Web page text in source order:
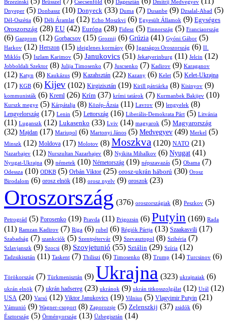
Brzezinski Brüsszel Csecsenföld Dagesztán Dmitrij Medvegyev
Dnyeper (5) Donbassz (10) Donyeck (33) Duma (7) Dusanbe (9) Dzsalal-Abad (5)
Dél-Oszétia (6) Déli Áramlat (12) Echo Moszkvi (6) Egyesült Államok (9) Egységes
Oroszország (28) EU (42) Európa (28) Fidesz (5) Finnország (5) Franciaország
(6) Gazprom (12) Gorbacsov (15) Groznij (6) Grúzia (41) Gyóni Gábor (5)
Harkov (12) Herszon (15) ideiglenes kormány (6) Igazságos Oroszország (6) II.
Miklós (5) Iszlam Karimov (5) Janukovics (51) Jekatyerinburg (11) Jelcin (12)
Jobboldali Szektor (8) Julija Timosenko (7) Juscsenko (7) Kadirov (9) Karaganov
(12) Katyn (8) Kaukázus (9) Kazahsztán (22) Kazany (6) Kelet (5) Kelet-Ukrajna
(17) KGB (6) Kijev (102) Kirgizisztán (19) Kirill pátriárka (8) Kisinyov (9)
kommunisták (6) Kreml (26) Krím (37) krími tatárok (7) Kurmanbek Bakijev (10)
Kurszk megye (5) Kárpátalja (8) Közép-Ázsia (11) Lavrov (9) lengyelek (8)
Lengyelország (17) Lenin (5) Lettország (16) Liberális-Demokrata Párt (5) Litvánia
(11) Luganszk (12) Lukasenko (33) Lviv (14) magyarok (5) Magyarország
(32) Majdan (17) Mariupol (6) Martonyi János (5) Medvegyev (49) Merkel (5)
Minszk (12) Moldova (17) Molotov (8) Moszkva (120) NATO (21)
Nazarbajev (12) Nurszultan Nazarbajev (8) Nyikita Mihalkov (6) Nyugat (41)
Nyugat-Ukrajna (9) németek (10) Németország (19) népszavazás (5) Obama (7)
Odessza (10) ODKB (5) Orbán Viktor (25) orosz-ukrán háború (30) Orosz
Birodalom (6) orosz elnök (18) orosz nyelv (9) oroszok (23)
Oroszország (376) oroszországiak (8) Peszkov (5)
Petrográd (5) Porosenko (19) Pravda (11) Prigozsin (6) Putyin (169) Rada
(11) Ramzan Kadirov (7) Riga (6) rubel (6) Régiók Pártja (13) Szaakasvili (17)
Szabadság (7) szankciók (5) Szentpétervár (9) Szevasztopol (8) Szibéria (7)
Szlavjanszk (9) Szocsi (8) Szovjetunió (55) Sztálin (29) Szíria (12)
Tadzsikisztán (11) Taskent (7) Tbiliszi (6) Timosenko (8) Trump (14) Turcsinov (6)
Törökország (7) Türkmenisztán (9) Ukrajna (323) ukrajnaiak (6)
ukrán elnök (7) ukrán hadsereg (23) ukránok (9) ukrán titkosszolgálat (12) Urál (12)
USA (20) Varsó (12) Viktor Janukovics (19) Vilnius (5) Vlagyimir Putyin (21)
Vámunió (9) Wagner-csoport (8) Zaporozsje (5) Zelenszkij (37) zsidók (6)
Észtország (5) Örményország (13) Üzbegisztán (14)